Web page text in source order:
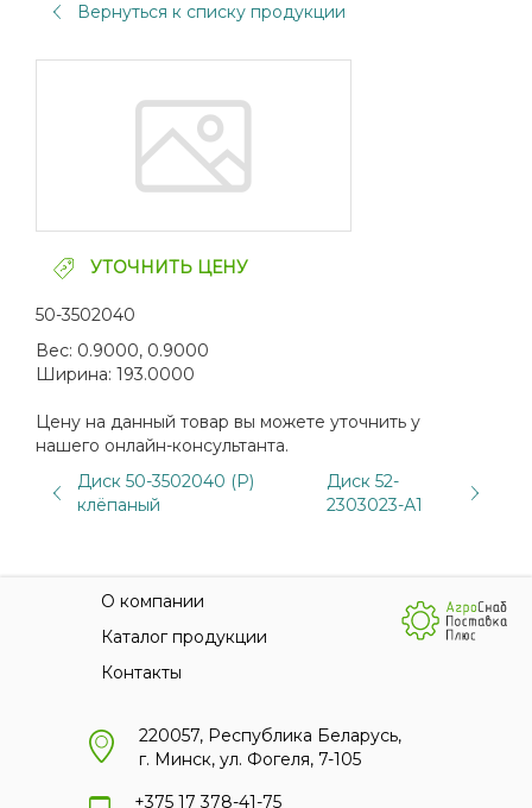
Вернуться к списку продукции
УТОЧНИТЬ ЦЕНУ
50-3502040
Вес: 0.9000, 0.9000
Ширина: 193.0000
Цену на данный товар вы можете уточнить у
нашего онлайн-консультанта.
Диск 50-3502040 (Р)
клёпаный
Диск 52-
2303023-А1
О компании
Каталог продукции
Контакты
220057, Республика Беларусь,
г. Минск, ул. Фогеля, 7-105
+375 17 378-41-75